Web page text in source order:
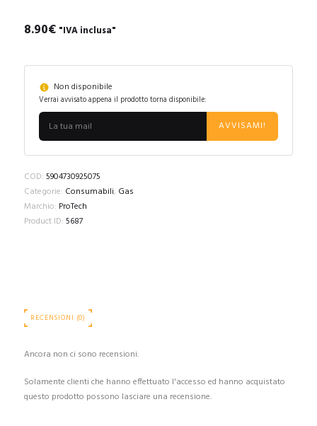
8.90€ "IVA inclusa"
Non disponibile
Verrai avvisato appena il prodotto torna disponibile:
AVVISAMI!
COD: 5904730925075
Categorie: Consumabili, Gas
Marchio: ProTech
Product ID: 5687
RECENSIONI (0)
Ancora non ci sono recensioni.
Solamente clienti che hanno effettuato l'accesso ed hanno acquistato
questo prodotto possono lasciare una recensione.